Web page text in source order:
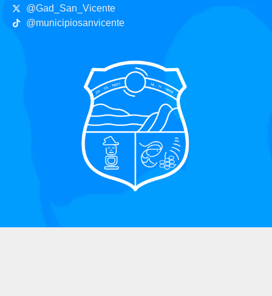
@Gad_San_Vicente
@municipiosanvicente